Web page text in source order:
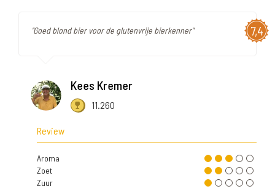
7,4
"Goed blond bier voor de glutenvrije bierkenner"
Kees Kremer
11.260
Review
Aroma
Zoet
Zuur